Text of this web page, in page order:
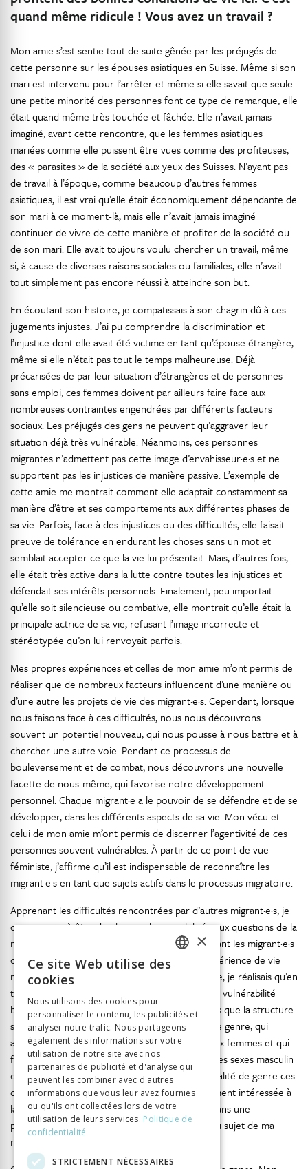
quand même ridicule ! Vous avez un travail ?
Mon amie s’est sentie tout de suite gênée par les préjugés de
cette personne sur les épouses asiatiques en Suisse. Même si son
mari est intervenu pour l’arrêter et même si elle savait que seule
une petite minorité des personnes font ce type de remarque, elle
était quand même très touchée et fâchée. Elle n’avait jamais
imaginé, avant cette rencontre, que les femmes asiatiques
mariées comme elle puissent être vues comme des profiteuses,
des « parasites » de la société aux yeux des Suisses. N’ayant pas
de travail à l’époque, comme beaucoup d’autres femmes
asiatiques, il est vrai qu’elle était économiquement dépendante de
son mari à ce moment-là, mais elle n’avait jamais imaginé
continuer de vivre de cette manière et profiter de la société ou
de son mari. Elle avait toujours voulu chercher un travail, même
si, à cause de diverses raisons sociales ou familiales, elle n’avait
tout simplement pas encore réussi à atteindre son but.
En écoutant son histoire, je compatissais à son chagrin dû à ces
jugements injustes. J’ai pu comprendre la discrimination et
l’injustice dont elle avait été victime en tant qu’épouse étrangère,
même si elle n’était pas tout le temps malheureuse. Déjà
précarisées de par leur situation d’étrangères et de personnes
sans emploi, ces femmes doivent par ailleurs faire face aux
nombreuses contraintes engendrées par différents facteurs
sociaux. Les préjugés des gens ne peuvent qu’aggraver leur
situation déjà très vulnérable. Néanmoins, ces personnes
migrantes n’admettent pas cette image d’envahisseur·e·s et ne
supportent pas les injustices de manière passive. L’exemple de
cette amie me montrait comment elle adaptait constamment sa
manière d’être et ses comportements aux différentes phases de
sa vie. Parfois, face à des injustices ou des difficultés, elle faisait
preuve de tolérance en endurant les choses sans un mot et
semblait accepter ce que la vie lui présentait. Mais, d’autres fois,
elle était très active dans la lutte contre toutes les injustices et
défendait ses intérêts personnels. Finalement, peu importait
qu’elle soit silencieuse ou combative, elle montrait qu’elle était la
principale actrice de sa vie, refusant l’image incorrecte et
stéréotypée qu’on lui renvoyait parfois.
Mes propres expériences et celles de mon amie m’ont permis de
réaliser que de nombreux facteurs influencent d’une manière ou
d’une autre les projets de vie des migrant·e·s. Cependant, lorsque
nous faisons face à ces difficultés, nous nous découvrons
souvent un potentiel nouveau, qui nous pousse à nous battre et à
chercher une autre voie. Pendant ce processus de
bouleversement et de combat, nous découvrons une nouvelle
facette de nous-même, qui favorise notre développement
personnel. Chaque migrant·e a le pouvoir de se défendre et de se
développer, dans les différents aspects de sa vie. Mon vécu et
celui de mon amie m’ont permis de discerner l’agentivité de ces
personnes souvent vulnérables. À partir de ce point de vue
féministe, j’affirme qu’il est indispensable de reconnaître les
migrant·e·s en tant que sujets actifs dans le processus migratoire.
Apprenant les difficultés rencontrées par d’autres migrant·e·s, je
commençais à être de plus en plus sensibilisée aux questions de la
migration en Suisse, notamment celles concernant les migrant·e·s
chinois·e·s. En tenant compte de ma propre expérience de vie
migratoire et de la situation vécue par mon amie, je réalisais qu’en
tant que femmes, les migrantes connaissent une vulnérabilité
beaucoup plus évidente et diverse. D’autant plus que la structure
sociale se fonde principalement sur la culture de genre, qui
accorde une place différente aux hommes et aux femmes et qui
favorise les rapports de pouvoir inégaux entre les sexes masculin
et féminin, malgré des progrès au niveau de l’égalité de genre ces
dernières années. Je me suis donc particulièrement intéressée à
la situation des migrantes chinoises en Suisse, dans une
perspective de genre, au moment de décider du sujet de ma
recherche doctorale.
ITALIAN
×
Ce site Web utilise des
cookies
Nous utilisons des cookies pour
personnaliser le contenu, les publicités et
analyser notre trafic. Nous partageons
également des informations sur votre
utilisation de notre site avec nos
partenaires de publicité et d'analyse qui
peuvent les combiner avec d'autres
informations que vous leur avez fournies
ou qu'ils ont collectées lors de votre
utilisation de leurs services. Politique de
confidentialité
STRICTEMENT NÉCESSAIRES